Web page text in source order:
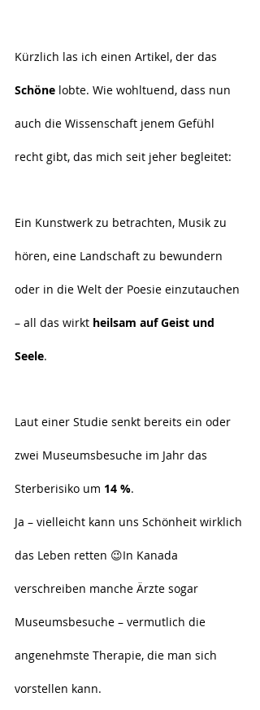
Kürzlich las ich einen Artikel, der das
Schöne lobte. Wie wohltuend, dass nun
auch die Wissenschaft jenem Gefühl
recht gibt, das mich seit jeher begleitet:
Ein Kunstwerk zu betrachten, Musik zu
hören, eine Landschaft zu bewundern
oder in die Welt der Poesie einzutauchen
– all das wirkt heilsam auf Geist und
Seele.
Laut einer Studie senkt bereits ein oder
zwei Museumsbesuche im Jahr das
Sterberisiko um 14 %.
Ja – vielleicht kann uns Schönheit wirklich
das Leben retten 😉In Kanada
verschreiben manche Ärzte sogar
Museumsbesuche – vermutlich die
angenehmste Therapie, die man sich
vorstellen kann.